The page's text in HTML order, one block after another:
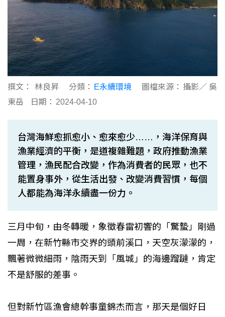
撰文： 林良昇 分類： E永續環境 圖檔來源： 攝影／ 吳
東岳
日期： 2024-04-10
台灣海鮮愈抓愈小、愈來愈少……，海洋保育與
漁業經濟的平衡，是道複雜難題，政府推動漁業
管理，漁民配合改變，作為消費者的民眾，也不
能置身事外，從生活出發、改變消費習慣，每個
人都能為海洋永續盡一份力。
三月中旬，由冬轉暖，象徵春雷初響的「驚蟄」剛過
一周，在新竹縣市交界的頭前溪口，天空灰濛濛的，
飄著微微細雨，陰雨天到「風城」的海邊蹓躂，肯定
不是舒服的差事。
但對新竹區漁會總幹事童錦杰而言，那天是個好日